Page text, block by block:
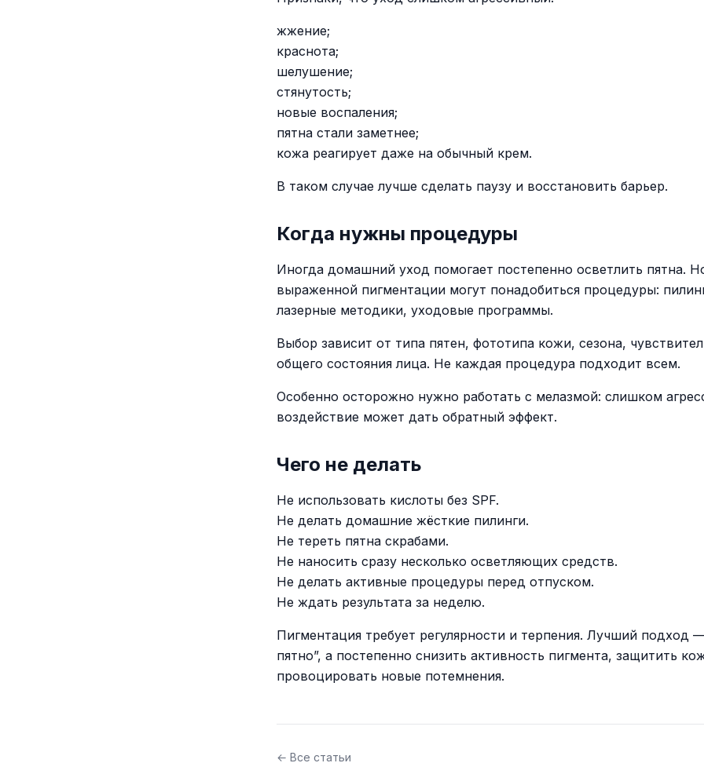
жжение;
краснота;
шелушение;
стянутость;
новые воспаления;
пятна стали заметнее;
кожа реагирует даже на обычный крем.
В таком случае лучше сделать паузу и восстановить барьер.
Когда нужны процедуры
Иногда домашний уход помогает постепенно осветлить пятна.
выраженной пигментации могут понадобиться процедуры:
лазерные методики, уходовые программы.
Выбор зависит от типа пятен, фототипа кожи, сезона,
общего состояния лица. Не каждая процедура подходит всем.
Особенно осторожно нужно работать с мелазмой: слишком
воздействие может дать обратный эффект.
Чего не делать
Не использовать кислоты без SPF.
Не делать домашние жёсткие пилинги.
Не тереть пятна скрабами.
Не наносить сразу несколько осветляющих средств.
Не делать активные процедуры перед отпуском.
Не ждать результата за неделю.
Пигментация требует регулярности и терпения. Лучший подход
пятно”, а постепенно снизить активность пигмента, защитить
провоцировать новые потемнения.
← Все статьи